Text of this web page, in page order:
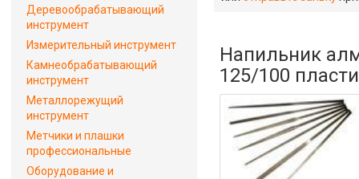
Напильник
125/100
Деревообрабатывающий
инструмент
Измерительный инструмент
Камнеобрабатывающий
инструмент
Металлорежущий
инструмент
Метчики и плашки
профессиональные
Оборудование и